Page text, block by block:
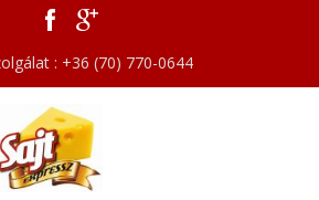
: +36 (70) 770-0644